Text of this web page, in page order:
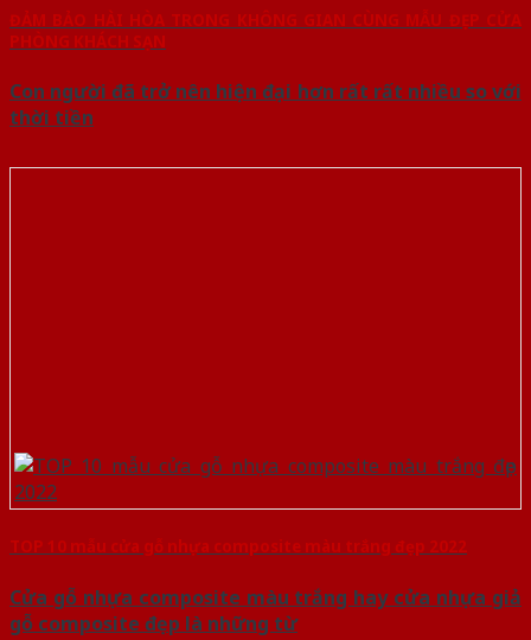
ĐẢM BẢO HÀI HÒA TRONG KHÔNG GIAN CÙNG MẪU ĐẸP CỬA
PHÒNG KHÁCH SẠN
Con người đã trở nên hiện đại hơn rất rất nhiều so với
thời tiền
TOP 10 mẫu cửa gỗ nhựa composite màu trắng đẹp 2022
Cửa gỗ nhựa composite màu trắng hay cửa nhựa giả
gỗ composite đẹp là những từ